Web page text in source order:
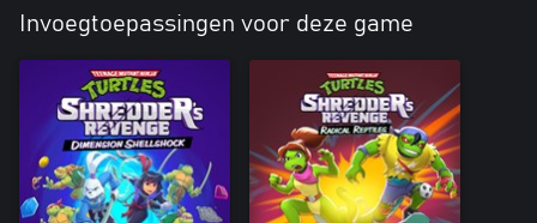
Invoegtoepassingen voor deze game